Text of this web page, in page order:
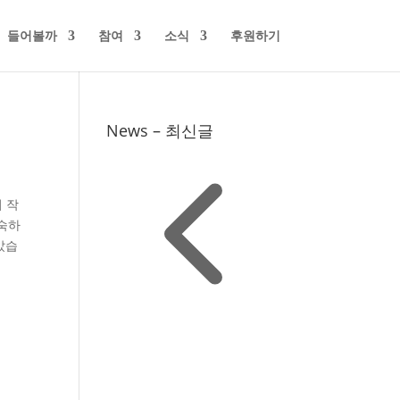
들어볼까 참여 소식 후원하기
작
하
습
News – 최신글